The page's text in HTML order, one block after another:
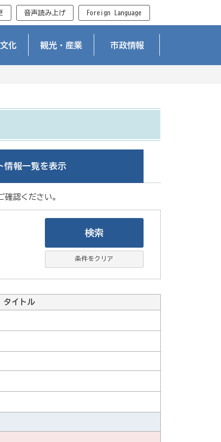
音声読み上げ Foreign Language
化 観光・産業 市政情報
情報一覧を表示
確認ください。
条件をクリア
タイトル